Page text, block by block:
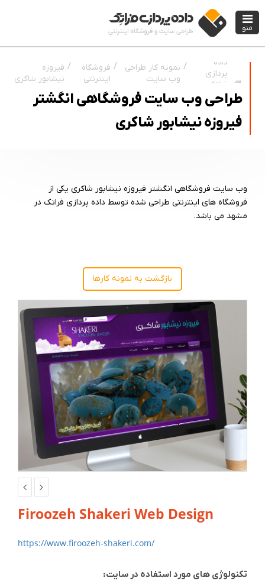
داده
پردازی
فراتک
نمونه کار طراحی
وب سایت
فروشگاه
اینترنتی
فیروزه
نیشابور شاکری
طراحی وب سایت فروشگاهی انگشتر
فیروزه نیشابور شاکری
وب سایت فروشگاهی انگشتر فیروزه نیشابور شاکری یکی از
فروشگاه های اینترنتی طراحی شده توسط داده پردازی فراتک در
مشهد می باشد.
بازگشت به نمونه کارها
Firoozeh Shakeri Web Design
https://www.firoozeh-shakeri.com/
تکنولوژی های مورد استفاده در سایت:
منو